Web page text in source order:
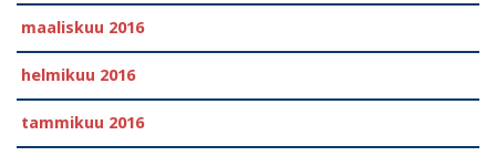
maaliskuu 2016
helmikuu 2016
tammikuu 2016